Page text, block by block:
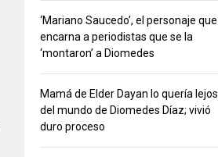
‘Mariano Saucedo’, el personaje que
encarna a periodistas que se la
‘montaron’ a Diomedes
Mamá de Elder Dayan lo quería lejos
del mundo de Diomedes Díaz; vivió
duro proceso